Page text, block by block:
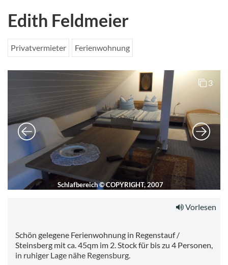
Edith Feldmeier
Privatvermieter Ferienwohnung
Schlafbereich©COPYRIGHT, 2007
3
Vorlesen
Schön gelegene Ferienwohnung in Regenstauf /
Steinsberg mit ca. 45qm im 2. Stock für bis zu 4 Personen,
in ruhiger Lage nähe Regensburg.